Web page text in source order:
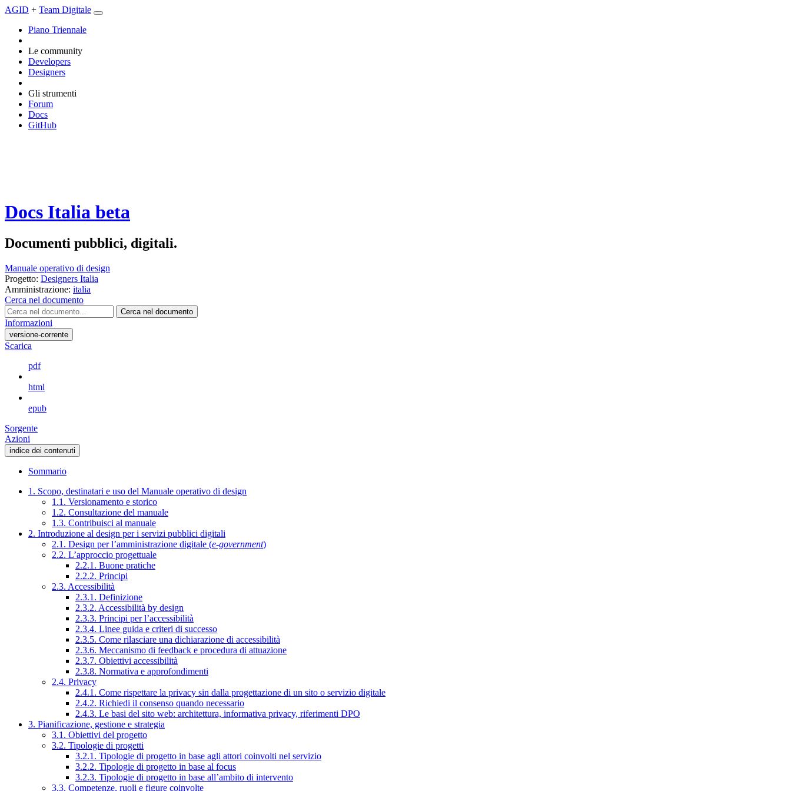
AGID + Team Digitale
Piano Triennale
Le community
Developers
Designers
Gli strumenti
Forum
Docs
GitHub
Docs Italia beta
Documenti pubblici, digitali.
Manuale operativo di design
Progetto: Designers Italia
Amministrazione: italia
Cerca nel documento
Cerca nel documento
Informazioni
versione-corrente
Scarica
pdf
html
epub
Sorgente
Azioni
indice dei contenuti
Sommario
1. Scopo, destinatari e uso del Manuale operativo di design
1.1. Versionamento e storico
1.2. Consultazione del manuale
1.3. Contribuisci al manuale
2. Introduzione al design per i servizi pubblici digitali
2.1. Design per l’amministrazione digitale (e-government)
2.2. L’approccio progettuale
2.2.1. Buone pratiche
2.2.2. Principi
2.3. Accessibilità
2.3.1. Definizione
2.3.2. Accessibilità by design
2.3.3. Principi per l’accessibilità
2.3.4. Linee guida e criteri di successo
2.3.5. Come rilasciare una dichiarazione di accessibilità
2.3.6. Meccanismo di feedback e procedura di attuazione
2.3.7. Obiettivi accessibilità
2.3.8. Normativa e approfondimenti
2.4. Privacy
2.4.1. Come rispettare la privacy sin dalla progettazione di un sito o servizio digitale
2.4.2. Richiedi il consenso quando necessario
2.4.3. Le basi del sito web: architettura, informativa privacy, riferimenti DPO
3. Pianificazione, gestione e strategia
3.1. Obiettivi del progetto
3.2. Tipologie di progetti
3.2.1. Tipologie di progetto in base agli attori coinvolti nel servizio
3.2.2. Tipologie di progetto in base al focus
3.2.3. Tipologie di progetto in base all’ambito di intervento
3.3. Competenze, ruoli e figure coinvolte